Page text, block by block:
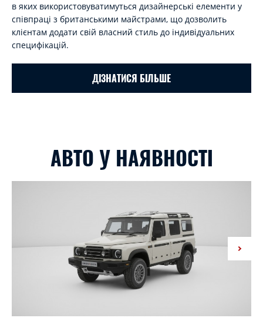
в яких використовуватимуться дизайнерські елементи у
співпраці з британськими майстрами, що дозволить
клієнтам додати свій власний стиль до індивідуальних
специфікацій.
ДІЗНАТИСЯ БІЛЬШЕ
АВТО У НАЯВНОСТІ